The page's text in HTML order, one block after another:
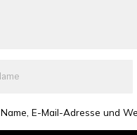
Name, E-Mail-Adresse und